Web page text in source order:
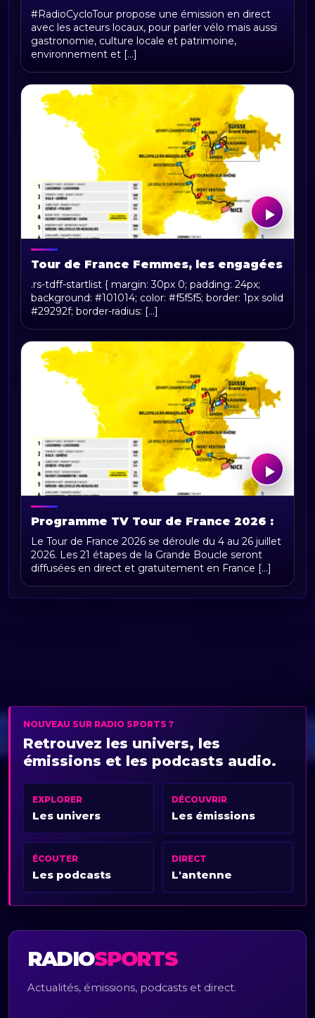
RadioCycloTour, le direct
#RadioCycloTour propose une émission en direct
avec les acteurs locaux, pour parler vélo mais aussi
gastronomie, culture locale et patrimoine,
environnement et [...]
Tour de France Femmes, les engagées
.rs-tdff-startlist { margin: 30px 0; padding: 24px;
background: #101014; color: #f5f5f5; border: 1px solid
#29292f; border-radius: [...]
Programme TV Tour de France 2026 :
horaires, chaînes et diffusion en direct
Le Tour de France 2026 se déroule du 4 au 26 juillet
2026. Les 21 étapes de la Grande Boucle seront
diffusées en direct et gratuitement en France [...]
NOUVEAU SUR RADIO SPORTS ?
Retrouvez les univers, les
émissions et les podcasts audio.
EXPLORER
Les univers
DÉCOUVRIR
Les émissions
ÉCOUTER
Les podcasts
DIRECT
L'antenne
RADIOSPORTS
Actualités, émissions, podcasts et direct.